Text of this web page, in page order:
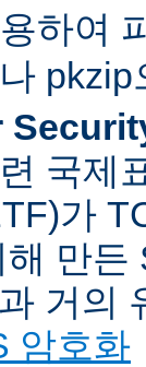
하여
국제
가
만
거의
암호화